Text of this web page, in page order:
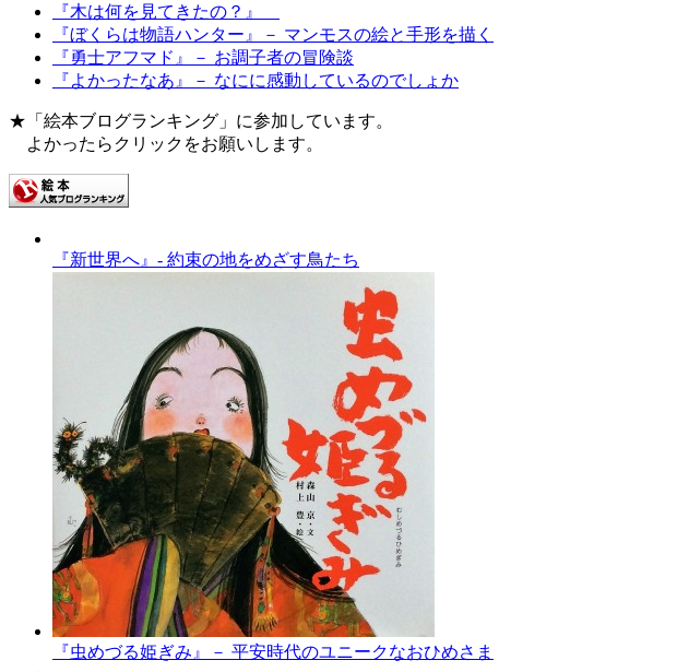
『木は何を見てきたの？』
『ぼくらは物語ハンター』－ マンモスの絵と手形を描く
『勇士アフマド』－ お調子者の冒険談
『よかったなあ』－ なにに感動しているのでしょか
★「絵本ブログランキング」に参加しています。
よかったらクリックをお願いします。
『新世界へ』- 約束の地をめざす鳥たち
『虫めづる姫ぎみ』－ 平安時代のユニークなおひめさま